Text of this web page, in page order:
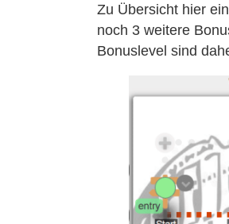
Zu Übersicht hier
noch 3 weitere
Bonuslevel sind